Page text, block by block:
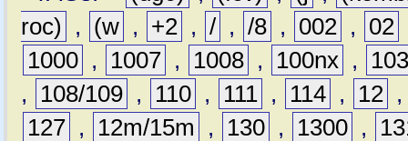
roc)
, (w , +2 , / , /8 , 002 , 02
1000 , 1007 , 1008 , 100nx ,
,
108/109 , 110 , 111 , 114 , 12
127 , 12m/15m , 130 , 1300 ,